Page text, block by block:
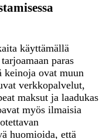
käyttämällä
paras
keinoja ovat muun
verkkopalvelut,
maksut ja laadukas
myös ilmaisia
huomioida, että